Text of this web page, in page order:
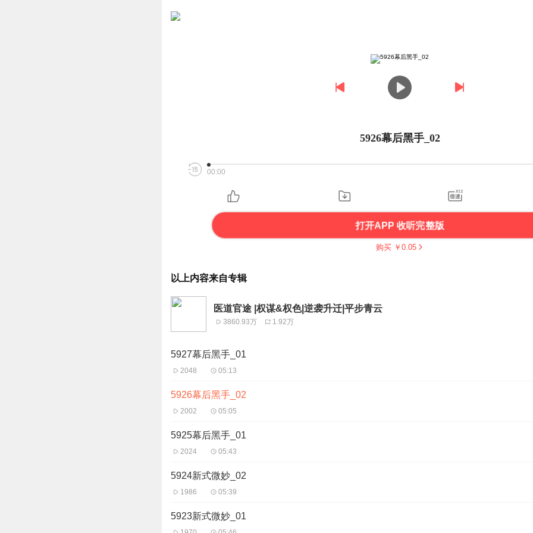
5926幕后黑手_02
00:00
打开APP 收听完整版
购买 ￥ 0.05
以上内容来自专辑
医道官途 |权谋&权色|逆袭升迁|平步青云
3860.93万 1.92万
5927幕后黑手_01
2048 05:13
5926幕后黑手_02
2002 05:05
5925幕后黑手_01
2024 05:43
5924新式微妙_02
1986 05:39
5923新式微妙_01